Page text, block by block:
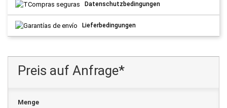
Datenschutzbedingungen
Lieferbedingungen
Preis auf Anfrage*
Menge